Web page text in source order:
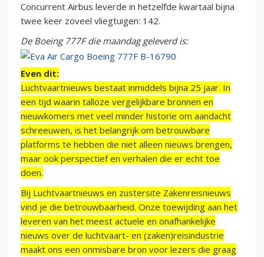
Concurrent Airbus leverde in hetzelfde kwartaal bijna
twee keer zoveel vliegtuigen: 142.
De Boeing 777F die maandag geleverd is:
Even dit:
Luchtvaartnieuws bestaat inmiddels bijna 25 jaar. In
een tijd waarin talloze vergelijkbare bronnen en
nieuwkomers met veel minder historie om aandacht
schreeuwen, is het belangrijk om betrouwbare
platforms te hebben die niet alleen nieuws brengen,
maar ook perspectief en verhalen die er echt toe
doen.
Bij Luchtvaartnieuws en zustersite Zakenreisnieuws
vind je die betrouwbaarheid. Onze toewijding aan het
leveren van het meest actuele en onafhankelijke
nieuws over de luchtvaart- en (zaken)reisindustrie
maakt ons een onmisbare bron voor lezers die graag